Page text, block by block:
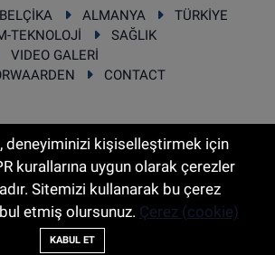
BELÇİKA ALMANYA
TÜRKİYE
TEKNOLOJİ
SAĞLIK
VIDEO GALERİ
CONTACT
© 2025 Sonhaber.eu Her hakkı saklıdır.
Haber Yazılımı:TE Bilişim
deneyiminizi kişiselleştirmek için
kurallarına uygun olarak çerezler
Sitemizi kullanarak bu çerez
etmiş olursunuz. Çerez (cookie)
KABUL ET